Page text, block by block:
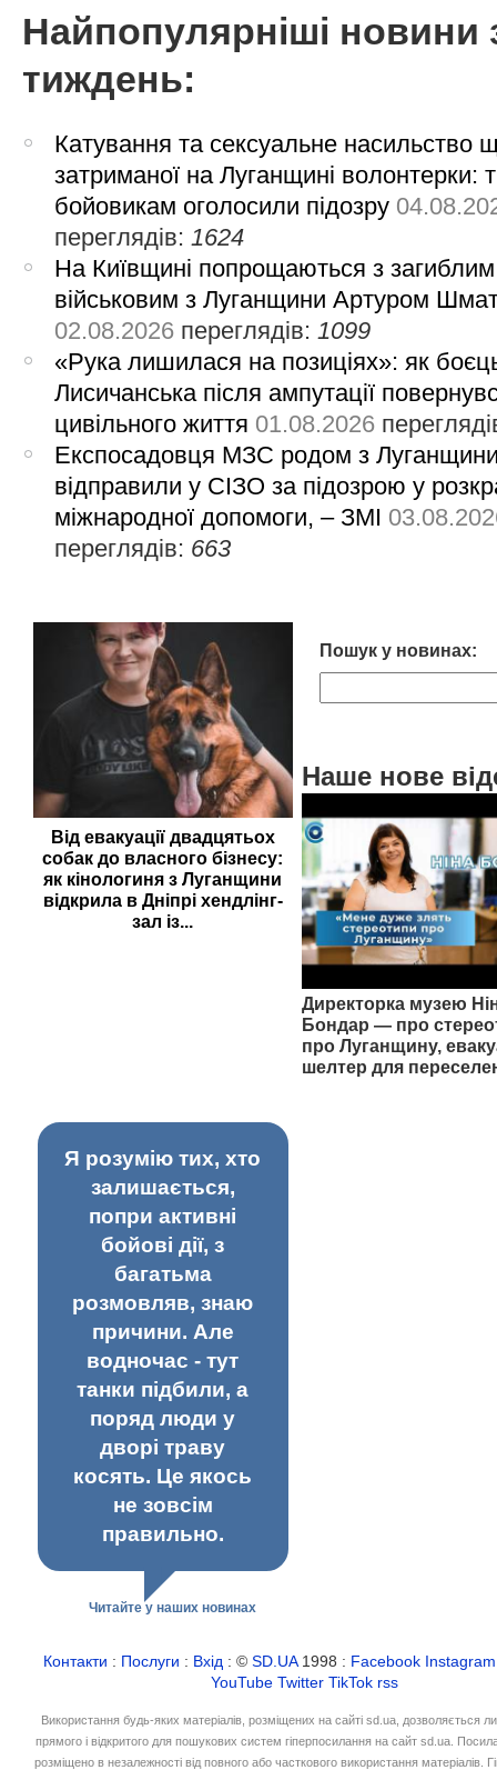
Найпопулярніші новини
тиждень:
Катування та сексуальне насильство
затриманої на Луганщині волонтерки:
бойовикам оголосили підозру
переглядів: 1624
На Київщині попрощаються з загиблим
військовим з Луганщини Артуром
02.08.2026 переглядів: 1099
«Рука лишилася на позиціях»: як
Лисичанська після ампутації
цивільного життя 01.08.2026
Експосадовця МЗС родом з
відправили у СІЗО за підозрою у
міжнародної допомоги, – ЗМІ
переглядів: 663
Від евакуації двадцятьох
собак до власного бізнесу:
як кінологиня з Луганщини
відкрила в Дніпрі хендлінг-
зал із...
Пошук у новинах:
Наше нове
Директорка музею
Бондар — про
про Луганщину,
шелтер для
Я розумію тих, хто
залишається,
попри активні
бойові дії, з
багатьма
розмовляв, знаю
причини. Але
водночас - тут
танки підбили, а
поряд люди у
дворі траву
косять. Це якось
не зовсім
правильно.
Читайте у наших новинах
Контакти : Послуги : Вхід : ©SD.UA1998 : Facebook Instagram
YouTube Twitter TikTok rss
Використання будь-яких матеріалів, розміщених на сайті sd.ua, дозволяється
прямого і відкритого для пошукових систем гіперпосилання на сайт sd.ua.
розміщено в незалежності від повного або часткового використання матеріалів.